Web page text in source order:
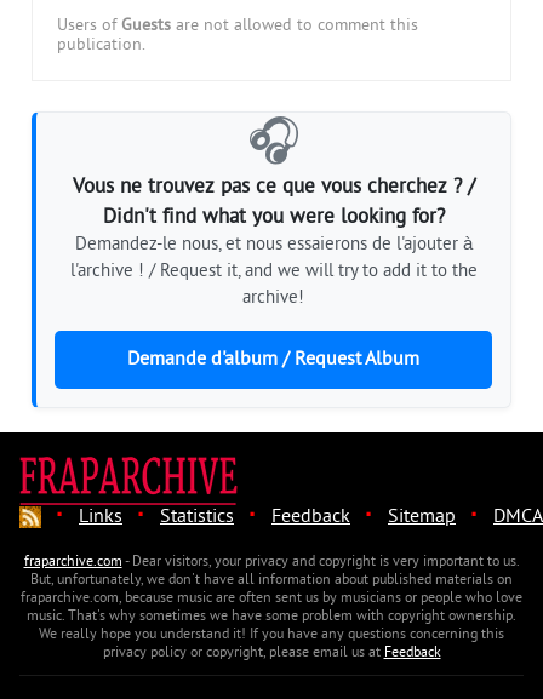
Users of Guests are not allowed to comment this
publication.
🎧
Vous ne trouvez pas ce que vous cherchez ? /
Didn't find what you were looking for?
Demandez-le nous, et nous essaierons de l'ajouter à
l'archive ! / Request it, and we will try to add it to the
archive!
Demande d'album / Request Album
· Links · Statistics · Feedback · Sitemap · DMCA
fraparchive.com- Dear visitors, your privacy and copyright is very important to us.
But, unfortunately, we don't have all information about published materials on
fraparchive.com, because music are often sent us by musicians or people who love
music. That's why sometimes we have some problem with copyright ownership.
We really hope you understand it! If you have any questions concerning this
privacy policy or copyright, please email us atFeedback